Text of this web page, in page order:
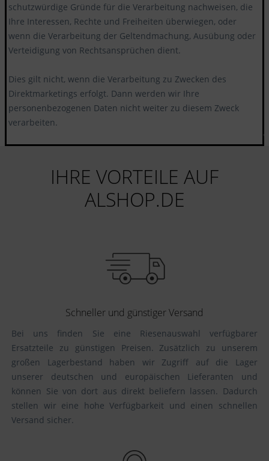
schutzwürdige Gründe für die Verarbeitung nachweisen, die
Ihre Interessen, Rechte und Freiheiten überwiegen, oder
wenn die Verarbeitung der Geltendmachung, Ausübung oder
Verteidigung von Rechtsansprüchen dient.
Dies gilt nicht, wenn die Verarbeitung zu Zwecken des
Direktmarketings erfolgt. Dann werden wir Ihre
personenbezogenen Daten nicht weiter zu diesem Zweck
verarbeiten.
IHRE VORTEILE AUF
ALSHOP.DE
Schneller und günstiger Versand
Bei uns finden Sie eine Riesenauswahl verfügbarer
Ersatzteile zu günstigen Preisen. Zusätzlich zu unserem
großen Lagerbestand haben wir Zugriff auf die Lager
unserer deutschen und europäischen Lieferanten und
können Sie von dort aus direkt beliefern lassen. Dadurch
stellen wir eine hohe Verfügbarkeit und einen schnellen
Versand sicher.